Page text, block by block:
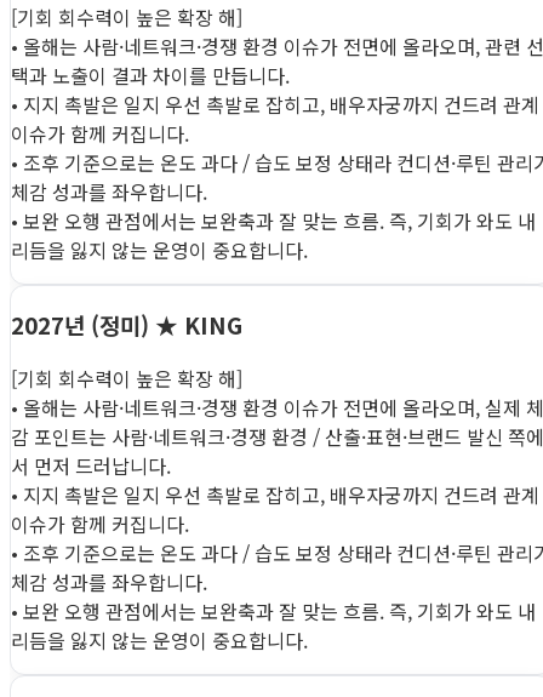
[기회 회수력이 높은 확장 해]
• 올해는 사람·네트워크·경쟁 환경 이슈가 전면에 올라오며, 관련 선
택과 노출이 결과 차이를 만듭니다.
• 지지 촉발은 일지 우선 촉발로 잡히고, 배우자궁까지 건드려 관계
이슈가 함께 커집니다.
• 조후 기준으로는 온도 과다 / 습도 보정 상태라 컨디션·루틴 관리
체감 성과를 좌우합니다.
• 보완 오행 관점에서는 보완축과 잘 맞는 흐름. 즉, 기회가 와도 내
리듬을 잃지 않는 운영이 중요합니다.
2027년 (정미) ★ KING
[기회 회수력이 높은 확장 해]
• 올해는 사람·네트워크·경쟁 환경 이슈가 전면에 올라오며, 실제 체
감 포인트는 사람·네트워크·경쟁 환경 / 산출·표현·브랜드 발신 쪽에
서 먼저 드러납니다.
• 지지 촉발은 일지 우선 촉발로 잡히고, 배우자궁까지 건드려 관계
이슈가 함께 커집니다.
• 조후 기준으로는 온도 과다 / 습도 보정 상태라 컨디션·루틴 관리
체감 성과를 좌우합니다.
• 보완 오행 관점에서는 보완축과 잘 맞는 흐름. 즉, 기회가 와도 내
리듬을 잃지 않는 운영이 중요합니다.